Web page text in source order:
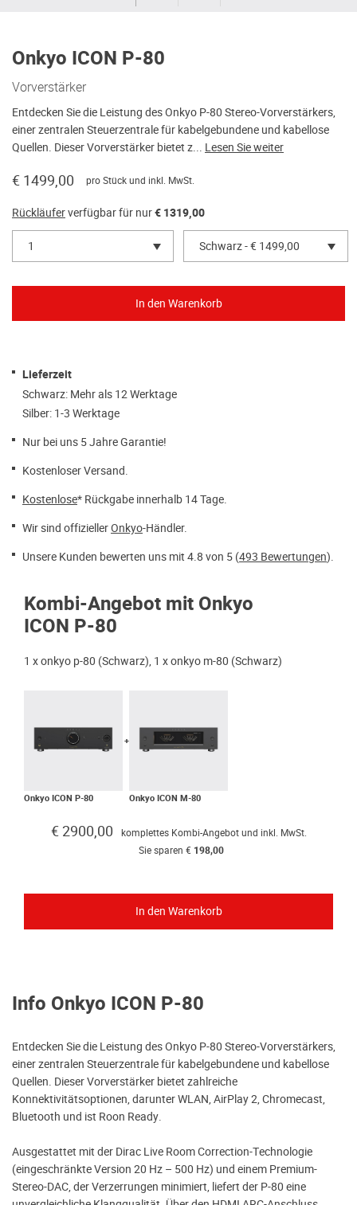
Onkyo ICON P-80
Vorverstärker
Entdecken Sie die Leistung des Onkyo P-80 Stereo-Vorverstärkers,
einer zentralen Steuerzentrale für kabelgebundene und kabellose
Quellen. Dieser Vorverstärker bietet z... Lesen Sie weiter
€ 1499,00 pro Stück und inkl. MwSt.
Rückläuferverfügbar für nur€ 1319,00
1 Schwarz - € 1499,00
Lieferzeit
Schwarz: Mehr als 12 Werktage
Silber: 1-3 Werktage
Nur bei uns 5 Jahre Garantie!
Kostenloser Versand.
Kostenlose* Rückgabe innerhalb 14 Tage.
Wir sind offiziellerOnkyo-Händler.
Unsere Kunden bewerten uns mit 4.8 von 5 (493 Bewertungen).
Kombi-Angebot mit Onkyo
ICON P-80
1 x onkyo p-80 (Schwarz), 1 x onkyo m-80 (Schwarz)
Onkyo ICON P-80 Onkyo ICON M-80
€ 2900,00
komplettes Kombi-Angebot und inkl. MwSt.
Sie sparen € 198,00
Info Onkyo ICON P-80
Entdecken Sie die Leistung des Onkyo P-80 Stereo-Vorverstärkers,
einer zentralen Steuerzentrale für kabelgebundene und kabellose
Quellen. Dieser Vorverstärker bietet zahlreiche
Konnektivitätsoptionen, darunter WLAN, AirPlay 2, Chromecast,
Bluetooth und ist Roon Ready.
Ausgestattet mit der Dirac Live Room Correction-Technologie
(eingeschränkte Version 20 Hz – 500 Hz) und einem Premium-
Stereo-DAC, der Verzerrungen minimiert, liefert der P-80 eine